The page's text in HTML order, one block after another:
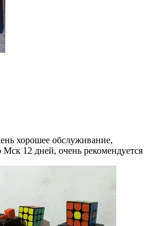
хорошее обслуживание,
Мск 12 дней, очень рекомендуется